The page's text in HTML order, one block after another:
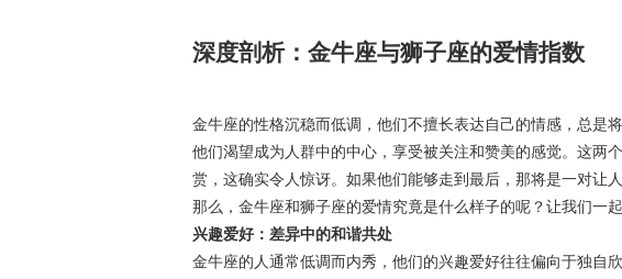
深度剖析：金牛座与狮子座的爱情指数
金牛座的性格沉稳而低调，他们不擅长表达自己的情感，总是
他们渴望成为人群中的中心，享受被关注和赞美的感觉。这两
赏，这确实令人惊讶。如果他们能够走到最后，那将是一对让
那么，金牛座和狮子座的爱情究竟是什么样子的呢？让我们一
兴趣爱好：差异中的和谐共处
金牛座的人通常低调而内秀，他们的兴趣爱好往往偏向于独自